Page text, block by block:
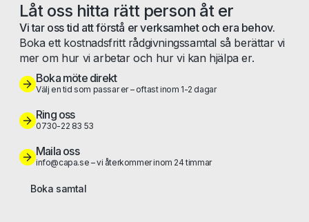
Låt oss hitta rätt person åt er
Vi tar oss tid att förstå er verksamhet och era behov.
Boka ett kostnadsfritt rådgivningssamtal så berättar vi
mer om hur vi arbetar och hur vi kan hjälpa er.
Boka möte direkt
Välj en tid som passar er – oftast inom 1-2 dagar
Ring oss
0730-22 83 53
Maila oss
info@capa.se – vi återkommer inom 24 timmar
Boka samtal